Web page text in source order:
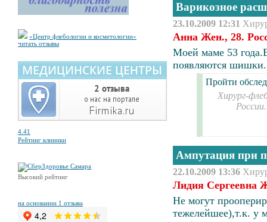
Варикозное
23.10.2009 12:31
Анна Жен., 28.
Моей маме 53
появляются шишки.
Пройти
Хирург-
Ампутация при
22.10.2009 13:36
Лидия Сергеевна
Не могут
тежелейшее),т.к. у
«Центр флебологии и косметологии»
читать отзывы
4.41
Рейтинг клиники
Высокий рейтинг
на основании 1 отзыва